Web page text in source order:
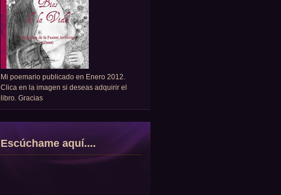
Mi poemario publicado en Enero 2012.
Clica en la imagen si deseas adquirir el
libro. Gracias
Escúchame aquí....